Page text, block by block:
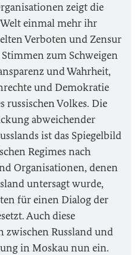
zeigt die
einmal mehr ihr
Verboten und Zensur
zum Schweigen
und Wahrheit,
und Demokratie
russischen Volkes. Die
abweichender
ist das Spiegelbild
Regimes nach
Organisationen, denen
untersagt wurde,
für einen Dialog der
Auch diese
Russland und
in Moskau nun ein.